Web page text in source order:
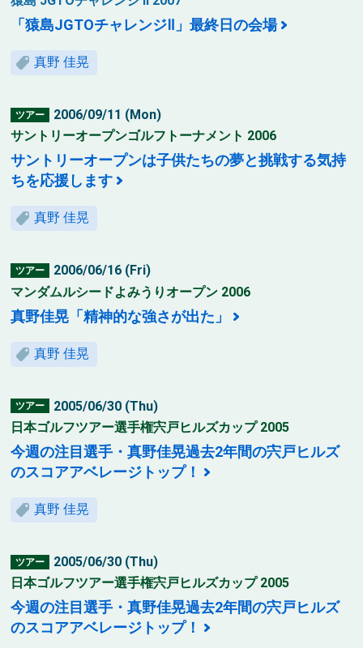
「猿島JGTOチャレンジⅡ」最終日の会場
真野 佳晃
ツアー
2006/09/11 (Mon)
サントリーオープンゴルフトーナメント 2006
サントリーオープンは子供たちの夢と挑戦する気持
ちを応援します
真野 佳晃
ツアー
2006/06/16 (Fri)
マンダムルシードよみうりオープン 2006
真野佳晃「精神的な強さが出た」
真野 佳晃
ツアー
2005/06/30 (Thu)
日本ゴルフツアー選手権宍戸ヒルズカップ 2005
今週の注目選手・真野佳晃過去2年間の宍戸ヒルズ
のスコアアベレージトップ！
真野 佳晃
ツアー
2005/06/30 (Thu)
日本ゴルフツアー選手権宍戸ヒルズカップ 2005
今週の注目選手・真野佳晃過去2年間の宍戸ヒルズ
のスコアアベレージトップ！